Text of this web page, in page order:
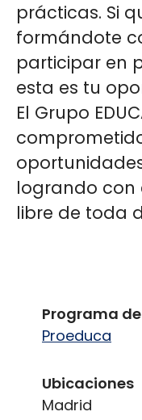
prácticas. Si
formándote
participar en
esta es tu
El Grupo
logrando con
libre de toda
Programa
Proeduca
Ubicaciones
Madrid